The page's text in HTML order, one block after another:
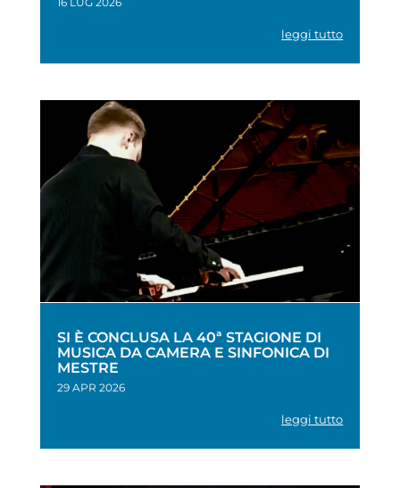
leggi tutto
SI È CONCLUSA LA 40ª STAGIONE DI
MUSICA DA CAMERA E SINFONICA DI
MESTRE
29 APR 2026
leggi tutto